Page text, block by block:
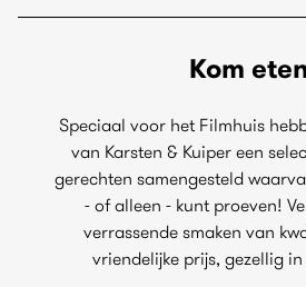
Kom
Speciaal voor het Filmhuis
van Karsten & Kuiper een
gerechten samengesteld
- of alleen - kunt proeven!
verrassende smaken van
vriendelijke prijs, gezellig